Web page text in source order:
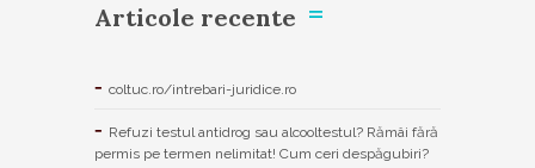
Articole recente
coltuc.ro/intrebari-juridice.ro
Refuzi testul antidrog sau alcooltestul? Rămâi fără
permis pe termen nelimitat! Cum ceri despăgubiri?